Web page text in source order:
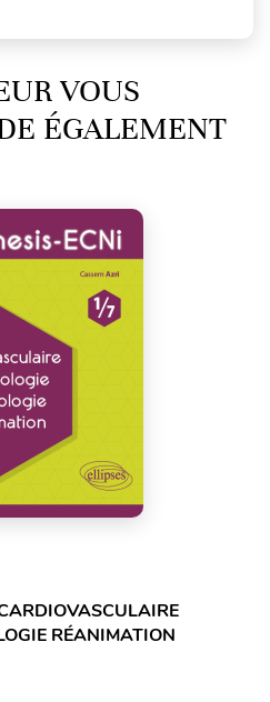
VOUS
ÉGALEMENT
RÉANIMATION